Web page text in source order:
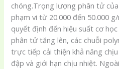
chóng.Trọng lượng phân tử
phạm vi từ 20.000 đến 50.000
quyết định đến hiệu suất cơ
phân tử tăng lên, các chuỗi
trực tiếp cải thiện khả năng
đập và giới hạn chịu nhiệt.